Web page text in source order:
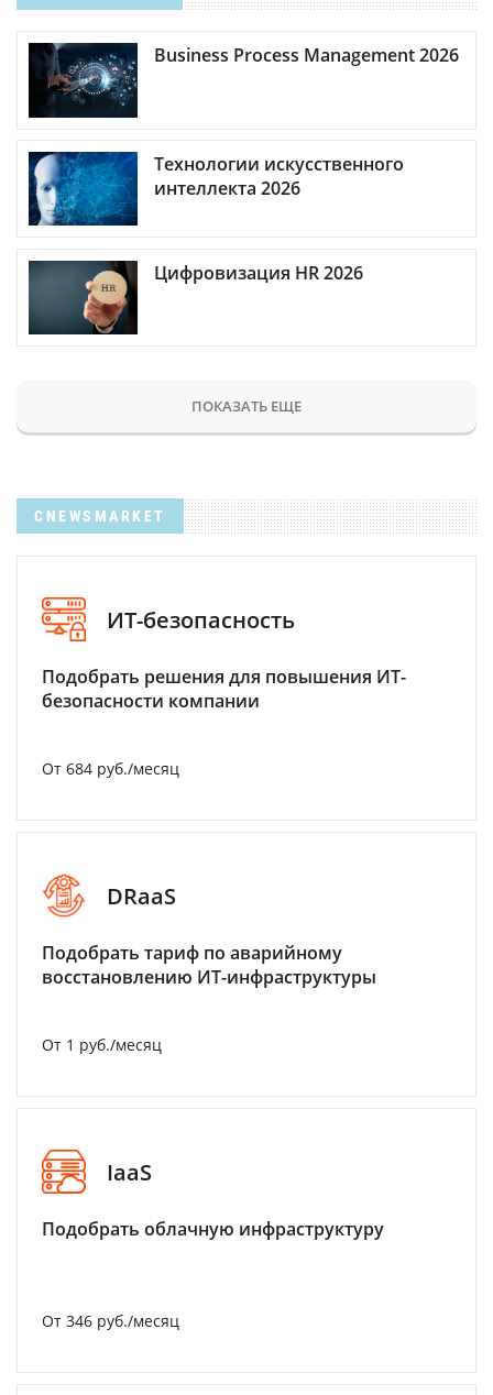
Business Process Management 2026
Технологии искусственного
интеллекта 2026
Цифровизация HR 2026
ПОКАЗАТЬ ЕЩЕ
CNEWSMARKET
ИТ-безопасность
Подобрать решения для повышения ИТ-
безопасности компании
От 684 руб./месяц
DRaaS
Подобрать тариф по аварийному
восстановлению ИТ-инфраструктуры
От 1 руб./месяц
IaaS
Подобрать облачную инфраструктуру
От 346 руб./месяц